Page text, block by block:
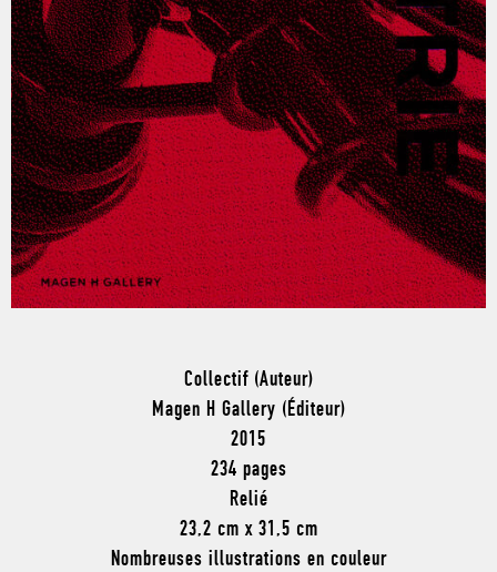
Collectif (Auteur)
Magen H Gallery (Éditeur)
2015
234 pages
Relié
23,2 cm x 31,5 cm
Nombreuses illustrations en couleur